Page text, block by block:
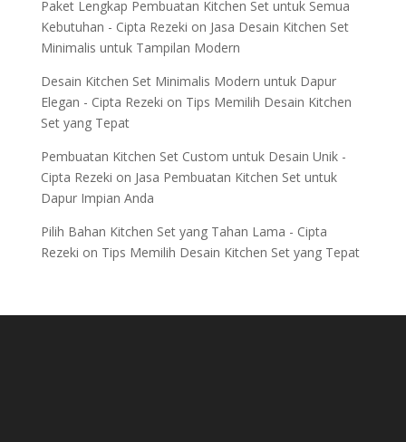
Paket Lengkap Pembuatan Kitchen Set untuk Semua
Kebutuhan - Cipta Rezeki on Jasa Desain Kitchen Set
Minimalis untuk Tampilan Modern
Desain Kitchen Set Minimalis Modern untuk Dapur
Elegan - Cipta Rezeki on Tips Memilih Desain Kitchen
Set yang Tepat
Pembuatan Kitchen Set Custom untuk Desain Unik -
Cipta Rezeki on Jasa Pembuatan Kitchen Set untuk
Dapur Impian Anda
Pilih Bahan Kitchen Set yang Tahan Lama - Cipta
Rezeki on Tips Memilih Desain Kitchen Set yang Tepat